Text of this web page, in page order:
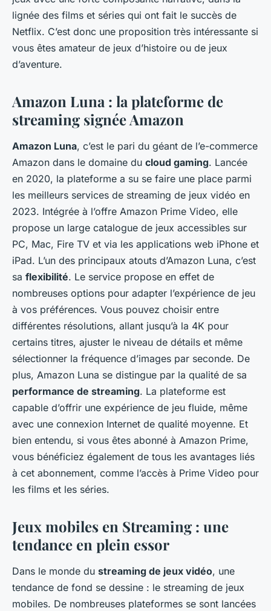
lignée des films et séries qui ont fait le succès de
Netflix. C’est donc une proposition très intéressante si
vous êtes amateur de jeux d’histoire ou de jeux
d’aventure.
Amazon Luna : la plateforme de
streaming signée Amazon
Amazon Luna, c’est le pari du géant de l’e-commerce
Amazon dans le domaine du cloud gaming. Lancée
en 2020, la plateforme a su se faire une place parmi
les meilleurs services de streaming de jeux vidéo en
2023. Intégrée à l’offre Amazon Prime Video, elle
propose un large catalogue de jeux accessibles sur
PC, Mac, Fire TV et via les applications web iPhone et
iPad. L’un des principaux atouts d’Amazon Luna, c’est
sa flexibilité. Le service propose en effet de
nombreuses options pour adapter l’expérience de jeu
à vos préférences. Vous pouvez choisir entre
différentes résolutions, allant jusqu’à la 4K pour
certains titres, ajuster le niveau de détails et même
sélectionner la fréquence d’images par seconde. De
plus, Amazon Luna se distingue par la qualité de sa
performance de streaming. La plateforme est
capable d’offrir une expérience de jeu fluide, même
avec une connexion Internet de qualité moyenne. Et
bien entendu, si vous êtes abonné à Amazon Prime,
vous bénéficiez également de tous les avantages liés
à cet abonnement, comme l’accès à Prime Video pour
les films et les séries.
Jeux mobiles en Streaming : une
tendance en plein essor
Dans le monde du streaming de jeux vidéo, une
tendance de fond se dessine : le streaming de jeux
mobiles. De nombreuses plateformes se sont lancées